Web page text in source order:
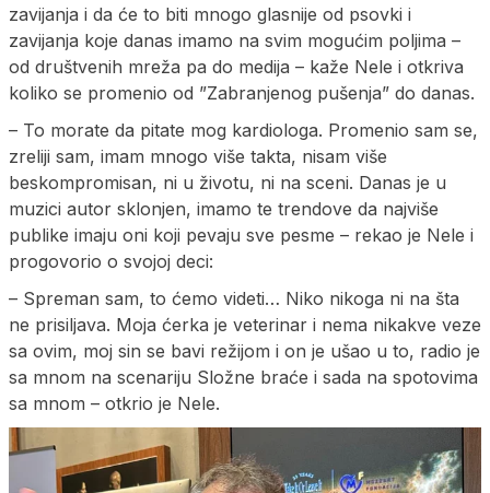
zavijanja i da će to biti mnogo glasnije od psovki i
zavijanja koje danas imamo na svim mogućim poljima –
od društvenih mreža pa do medija – kaže Nele i otkriva
koliko se promenio od ”Zabranjenog pušenja” do danas.
– To morate da pitate mog kardiologa. Promenio sam se,
zreliji sam, imam mnogo više takta, nisam više
beskompromisan, ni u životu, ni na sceni. Danas je u
muzici autor sklonjen, imamo te trendove da najviše
publike imaju oni koji pevaju sve pesme – rekao je Nele i
progovorio o svojoj deci:
– Spreman sam, to ćemo videti… Niko nikoga ni na šta
ne prisiljava. Moja ćerka je veterinar i nema nikakve veze
sa ovim, moj sin se bavi režijom i on je ušao u to, radio je
sa mnom na scenariju Složne braće i sada na spotovima
sa mnom – otkrio je Nele.